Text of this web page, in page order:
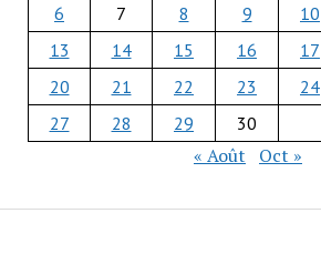
6
7 8 9 10
13
14 15 16 17
20
21 22 23 24
27
28 29 30
« Août Oct »